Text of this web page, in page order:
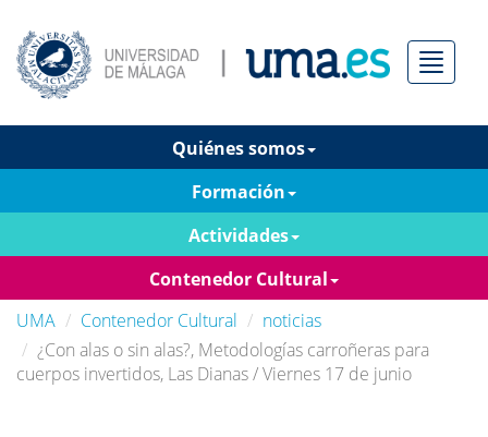
Menú
Quiénes somos
Formación
Actividades
Contenedor Cultural
UMA
Contenedor Cultural
noticias
¿Con alas o sin alas?, Metodologías carroñeras para
cuerpos invertidos, Las Dianas / Viernes 17 de junio